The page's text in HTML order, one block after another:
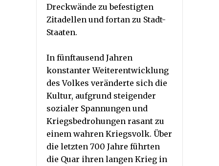
Dreckwände zu befestigten
Zitadellen und fortan zu Stadt-
Staaten.
In fünftausend Jahren
konstanter Weiterentwicklung
des Volkes veränderte sich die
Kultur, aufgrund steigender
sozialer Spannungen und
Kriegsbedrohungen rasant zu
einem wahren Kriegsvolk. Über
die letzten 700 Jahre führten
die Quar ihren langen Krieg in